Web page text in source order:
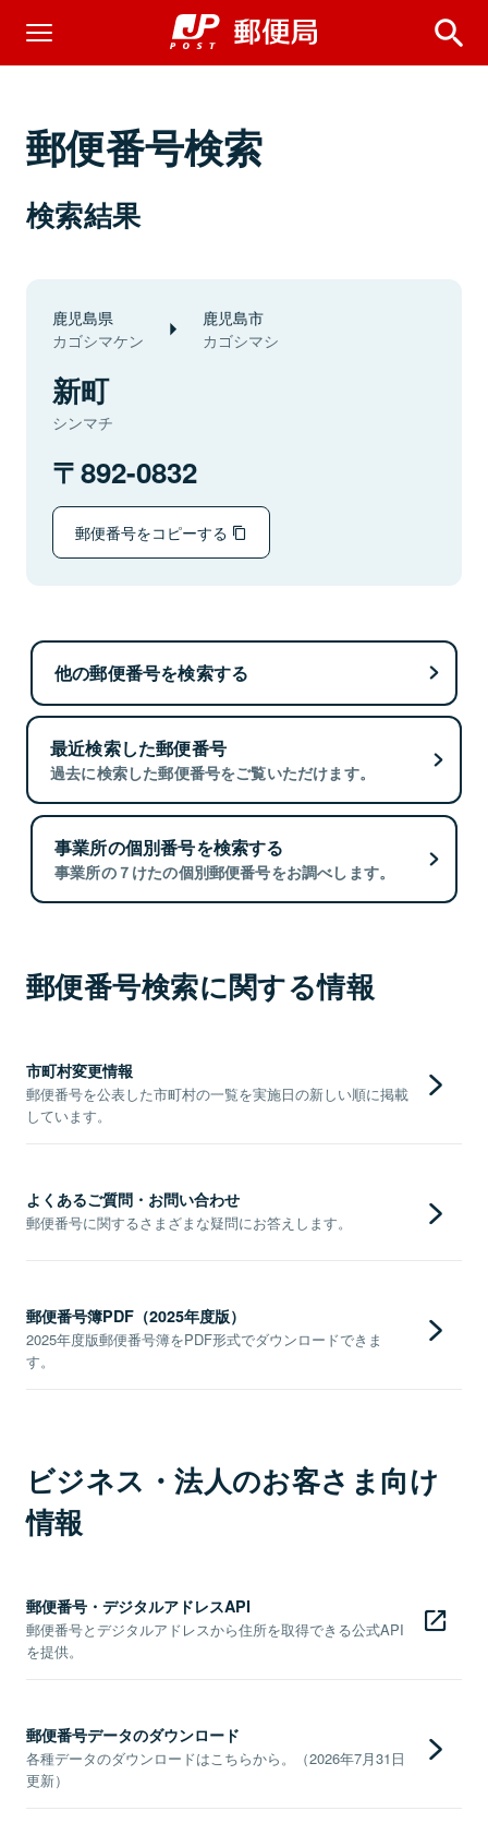
郵便番号検索
検索結果
鹿児島県
カゴシマケン
鹿児島市
カゴシマシ
新町
シンマチ
892-0832
郵便番号をコピーする
他の郵便番号を検索する
最近検索した郵便番号
過去に検索した郵便番号をご覧いただけます。
事業所の個別番号を検索する
事業所の７けたの個別郵便番号をお調べします。
郵便番号検索に関する情報
市町村変更情報
郵便番号を公表した市町村の一覧を実施日の新しい順に掲載
しています。
よくあるご質問・お問い合わせ
郵便番号に関するさまざまな疑問にお答えします。
郵便番号簿PDF（2025年度版）
2025年度版郵便番号簿をPDF形式でダウンロードできま
す。
ビジネス・法人のお客さま向け
情報
郵便番号・デジタルアドレスAPI
郵便番号とデジタルアドレスから住所を取得できる公式API
を提供。
郵便番号データのダウンロード
各種データのダウンロードはこちらから。（2026年7月31日
更新）